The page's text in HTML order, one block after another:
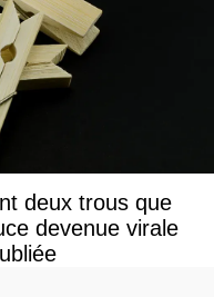
deux trous que
devenue virale